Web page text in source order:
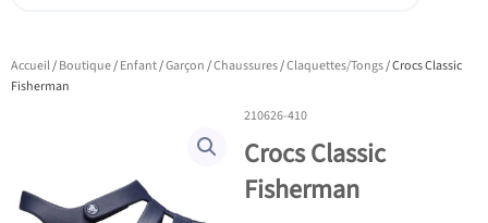
Accueil/Boutique/Enfant/Garçon/Chaussures/Claquettes/Tongs/ Crocs Classic
Fisherman
210626-410
Crocs Classic
Fisherman